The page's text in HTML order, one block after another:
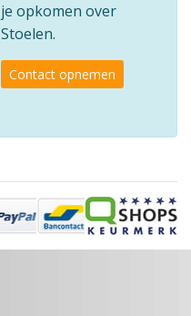
je opkomen over
Stoelen.
Contact opnemen